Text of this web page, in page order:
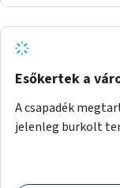
Esőkertek a
A csapadék
jelenleg burkolt